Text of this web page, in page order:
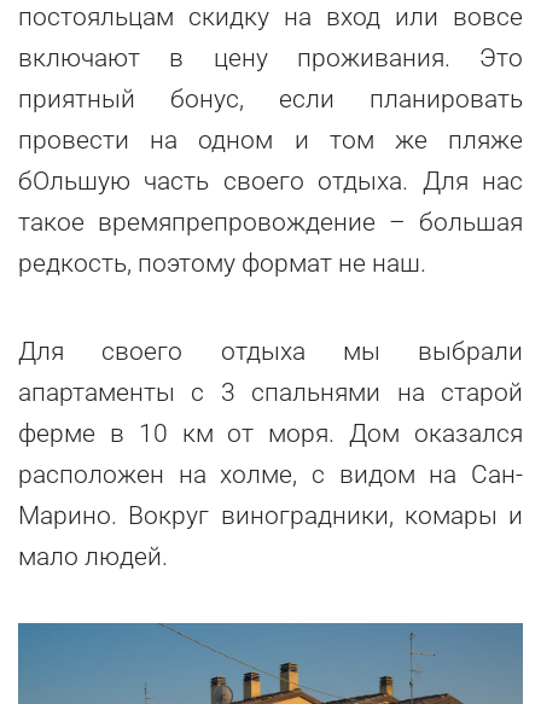
постояльцам скидку на вход или вовсе
включают в цену проживания. Это
приятный бонус, если планировать
провести на одном и том же пляже
бОльшую часть своего отдыха. Для нас
такое времяпрепровождение – большая
редкость, поэтому формат не наш.
Для своего отдыха мы выбрали
апартаменты с 3 спальнями на старой
ферме в 10 км от моря. Дом оказался
расположен на холме, с видом на Сан-
Марино. Вокруг виноградники, комары и
мало людей.